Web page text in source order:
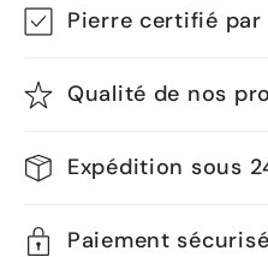
Pierre certifié par
Qualité de nos
Expédition sous
Paiement sécurisé